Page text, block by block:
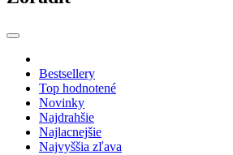
Bestsellery
Top hodnotené
Novinky
Najdrahšie
Najlacnejšie
Najvyššia zľava